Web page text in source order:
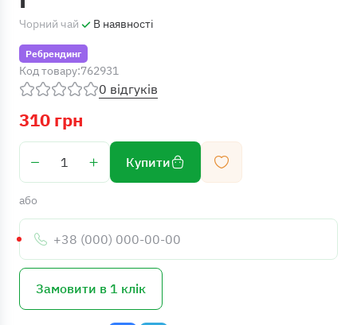
Чорний чай В наявності
Ребрендинг
Код товару:762931
0 відгуків
310 грн
Купити
або
Телефон:
Замовити в 1 клік